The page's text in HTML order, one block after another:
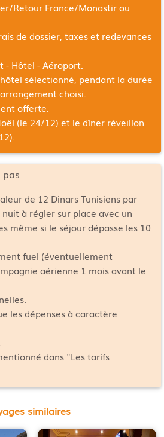
Retour France/Monastir ou
de dossier, taxes et redevances
- Hôtel - Aéroport.
sélectionné, pendant la durée
choisi.
offerte.
(le 24/12) et le dîner réveillon
de 12 Dinars Tunisiens par
à régler sur place avec un
même si le séjour dépasse les 10
fuel (éventuellement
aérienne 1 mois avant le
les dépenses à caractère
dans "Les tarifs
similaires